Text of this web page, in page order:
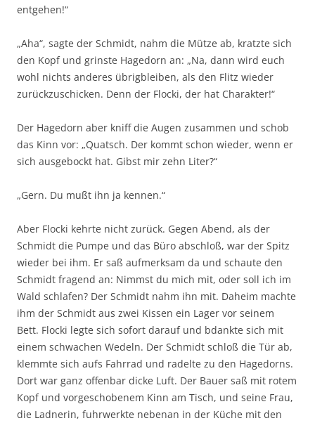
entgehen!“
„Aha“, sagte der Schmidt, nahm die Mütze ab, kratzte sich
den Kopf und grinste Hagedorn an: „Na, dann wird euch
wohl nichts anderes übrigbleiben, als den Flitz wieder
zurückzuschicken. Denn der Flocki, der hat Charakter!“
Der Hagedorn aber kniff die Augen zusammen und schob
das Kinn vor: „Quatsch. Der kommt schon wieder, wenn er
sich ausgebockt hat. Gibst mir zehn Liter?“
„Gern. Du mußt ihn ja kennen.“
Aber Flocki kehrte nicht zurück. Gegen Abend, als der
Schmidt die Pumpe und das Büro abschloß, war der Spitz
wieder bei ihm. Er saß aufmerksam da und schaute den
Schmidt fragend an: Nimmst du mich mit, oder soll ich im
Wald schlafen? Der Schmidt nahm ihn mit. Daheim machte
ihm der Schmidt aus zwei Kissen ein Lager vor seinem
Bett. Flocki legte sich sofort darauf und bdankte sich mit
einem schwachen Wedeln. Der Schmidt schloß die Tür ab,
klemmte sich aufs Fahrrad und radelte zu den Hagedorns.
Dort war ganz offenbar dicke Luft. Der Bauer saß mit rotem
Kopf und vorgeschobenem Kinn am Tisch, und seine Frau,
die Ladnerin, fuhrwerkte nebenan in der Küche mit den